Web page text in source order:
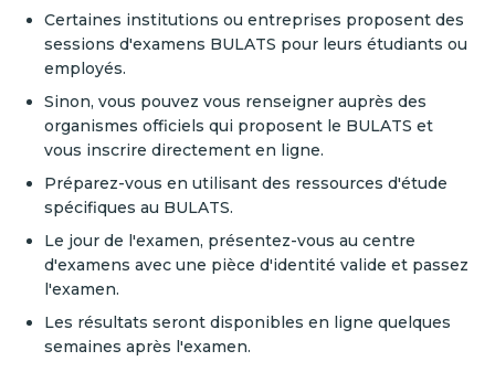
Certaines institutions ou entreprises proposent des
sessions d'examens BULATS pour leurs étudiants ou
employés.
Sinon, vous pouvez vous renseigner auprès des
organismes officiels qui proposent le BULATS et
vous inscrire directement en ligne.
Préparez-vous en utilisant des ressources d'étude
spécifiques au BULATS.
Le jour de l'examen, présentez-vous au centre
d'examens avec une pièce d'identité valide et passez
l'examen.
Les résultats seront disponibles en ligne quelques
semaines après l'examen.